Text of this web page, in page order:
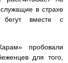
в страхе
вместе с
пробовали
для того,